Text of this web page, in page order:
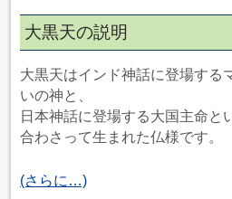
大黒天の説明
大黒天はインド神話に登場する
いの神と、
日本神話に登場する大国主命と
合わさって生まれた仏様です。
(さらに…)